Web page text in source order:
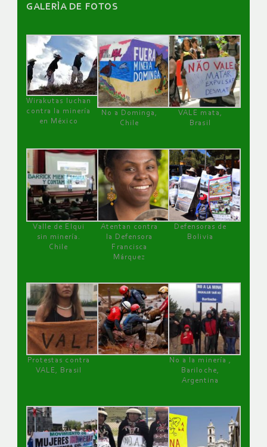
GALERÌA DE FOTOS
Wirakutas luchan
contra la minería
en México
No a Dominga,
Chile
VALE mata,
Brasil
Valle de Elqui
sin minería.
Chile
Atentan contra
la Defensora
Francisca
Márquez
Defensoras de
Bolivia
Protestas contra
VALE, Brasil
No a la minería ,
Bariloche,
Argentina